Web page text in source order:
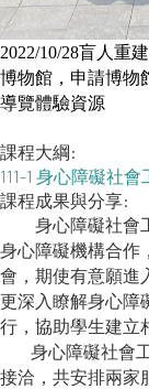
2022/10/28盲人重
博物館，申請博物
導覽體驗資源
課程大綱:
111-1 身心障礙社
課程成果與分享:
身心障礙社會
身心障礙機構合作
會，期使有意願進
更深入瞭解身心障
行，協助學生建立
身心障礙社會
接洽，共安排兩家